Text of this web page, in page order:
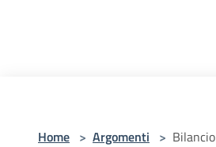
Home > Argomenti > Bilancio